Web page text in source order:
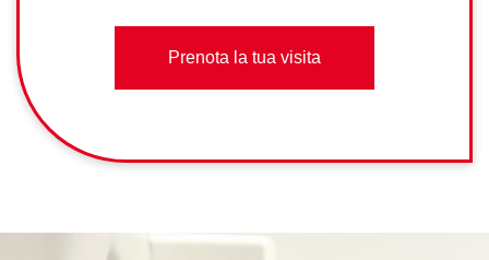
Prenota la tua visita